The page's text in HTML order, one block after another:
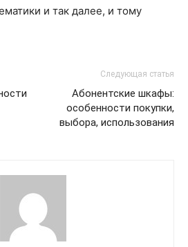
и так далее, и тому
Следующая статья
Абонентские шкафы:
особенности покупки,
выбора, использования